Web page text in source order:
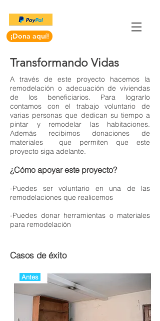
¡Dona aquí!
Transformando Vidas
A través de este proyecto hacemos la
remodelación o adecuación de viviendas
de los beneficiarios. Para lograrlo
contamos con el trabajo voluntario de
varias personas que dedican su tiempo a
pintar y remodelar las habitaciones.
Además recibimos donaciones de
materiales que permiten que este
proyecto siga adelante.
¿Cómo apoyar este proyecto?
-Puedes ser voluntario en una de las
remodelaciones que realicemos
-Puedes donar herramientas o materiales
para remodelación
Casos de éxito
Antes